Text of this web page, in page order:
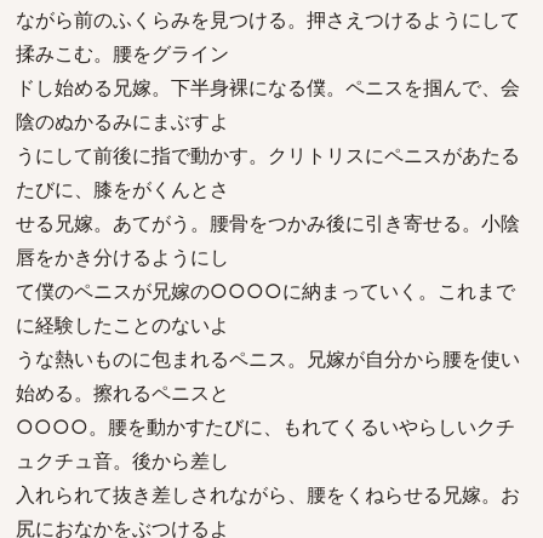
ながら前のふくらみを見つける。押さえつけるようにして
揉みこむ。腰をグライン
ドし始める兄嫁。下半身裸になる僕。ペニスを掴んで、会
陰のぬかるみにまぶすよ
うにして前後に指で動かす。クリトリスにペニスがあたる
たびに、膝をがくんとさ
せる兄嫁。あてがう。腰骨をつかみ後に引き寄せる。小陰
唇をかき分けるようにし
て僕のペニスが兄嫁の○○○○に納まっていく。これまで
に経験したことのないよ
うな熱いものに包まれるペニス。兄嫁が自分から腰を使い
始める。擦れるペニスと
○○○○。腰を動かすたびに、もれてくるいやらしいクチ
ュクチュ音。後から差し
入れられて抜き差しされながら、腰をくねらせる兄嫁。お
尻におなかをぶつけるよ